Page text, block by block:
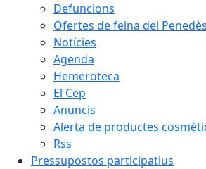
Defuncions
Ofertes de feina del
Notícies
Agenda
Hemeroteca
El Cep
Anuncis
Alerta de productes
Rss
Pressupostos participatius